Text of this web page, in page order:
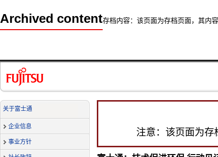
Archived content存档内容：该页面为存档页面，其内
关于富士通
企业信息
事业方针
注意：该页面为